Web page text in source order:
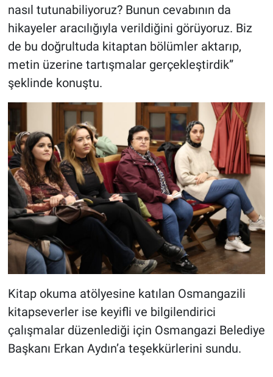
nasıl tutunabiliyoruz? Bunun cevabının da
hikayeler aracılığıyla verildiğini görüyoruz. Biz
de bu doğrultuda kitaptan bölümler aktarıp,
metin üzerine tartışmalar gerçekleştirdik”
şeklinde konuştu.
Kitap okuma atölyesine katılan Osmangazili
kitapseverler ise keyifli ve bilgilendirici
çalışmalar düzenlediği için Osmangazi Belediye
Başkanı Erkan Aydın’a teşekkürlerini sundu.